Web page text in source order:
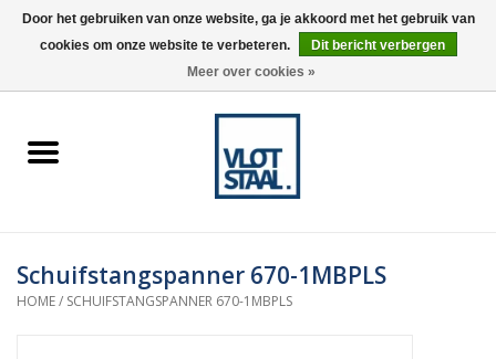
0 Artikelen - €0,00
spanners
Schuifstangspanner 670-1MBPLS
HOME/ SCHUIFSTANGSPANNER 670-1MBPLS
Door het gebruiken van onze website, ga je akkoord met het gebruik van
cookies om onze website te verbeteren.
Dit bericht verbergen
Meer over cookies »